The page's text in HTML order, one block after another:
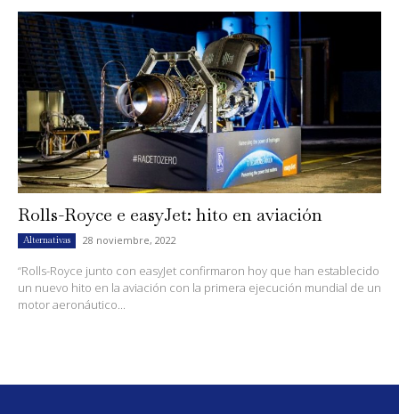
Rolls-Royce e easyJet: hito en aviación
Alternativas 28 noviembre, 2022
“Rolls-Royce junto con easyJet confirmaron hoy que han establecido
un nuevo hito en la aviación con la primera ejecución mundial de un
motor aeronáutico...